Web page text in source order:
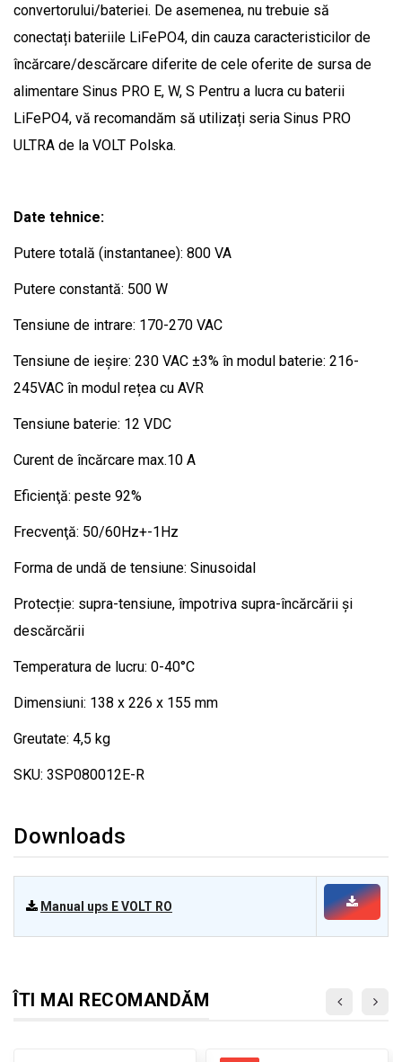
convertorului/bateriei. De asemenea, nu trebuie să
conectați bateriile LiFePO4, din cauza caracteristicilor de
încărcare/descărcare diferite de cele oferite de sursa de
alimentare Sinus PRO E, W, S Pentru a lucra cu baterii
LiFePO4, vă recomandăm să utilizați seria Sinus PRO
ULTRA de la VOLT Polska.
Date tehnice:
Putere totală (instantanee): 800 VA
Putere constantă: 500 W
Tensiune de intrare: 170-270 VAC
Tensiune de ieșire: 230 VAC ±3% în modul baterie: 216-
245VAC în modul rețea cu AVR
Tensiune baterie: 12 VDC
Curent de încărcare max.10 A
Eficienţă: peste 92%
Frecvenţă: 50/60Hz+-1Hz
Forma de undă de tensiune: Sinusoidal
Protecție: supra-tensiune, împotriva supra-încărcării și
descărcării
Temperatura de lucru: 0-40°C
Dimensiuni: 138 x 226 x 155 mm
Greutate: 4,5 kg
SKU: 3SP080012E-R
Downloads
Manual ups E VOLT RO
ÎTI MAI RECOMANDĂM